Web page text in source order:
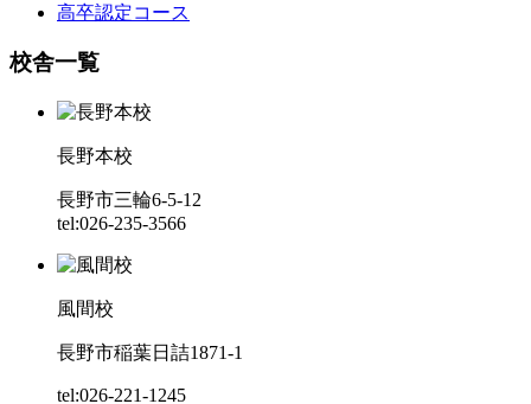
高卒認定コース
校舎一覧
長野本校
長野市三輪6-5-12
tel:026-235-3566
風間校
長野市稲葉日詰1871-1
tel:026-221-1245